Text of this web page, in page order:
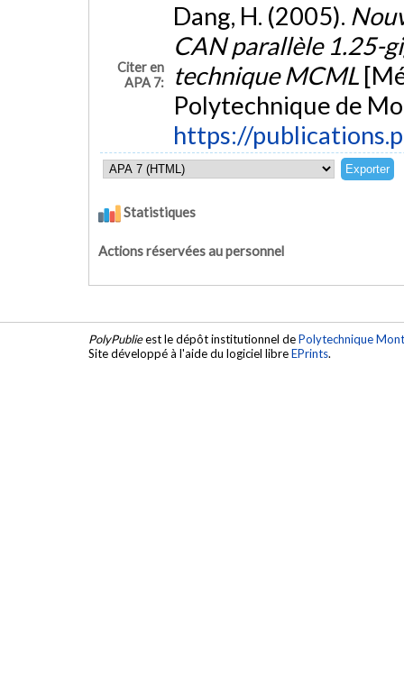
Citer en
APA 7:
Dang, H. (2005).
CAN parallèle 1.25-
technique MCML
Polytechnique de
https://
Statistiques
Actions réservées au personnel
PolyPublieest le dépôt institutionnel dePolytechnique
Site développé à l'aide du logiciel libreEPrints.